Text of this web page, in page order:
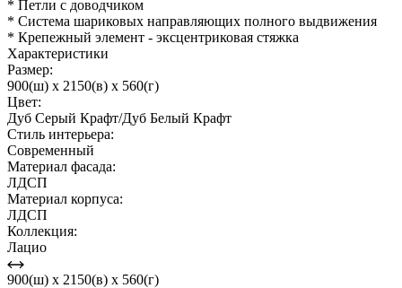
* Петли с доводчиком
* Система шариковых направляющих полного выдвижения
* Крепежный элемент - эксцентриковая стяжка
Характеристики
Размер:
900(ш) x 2150(в) x 560(г)
Цвет:
Дуб Серый Крафт/Дуб Белый Крафт
Стиль интерьера:
Современный
Материал фасада:
ЛДСП
Материал корпуса:
ЛДСП
Коллекция:
Лацио
900(ш) x 2150(в) x 560(г)